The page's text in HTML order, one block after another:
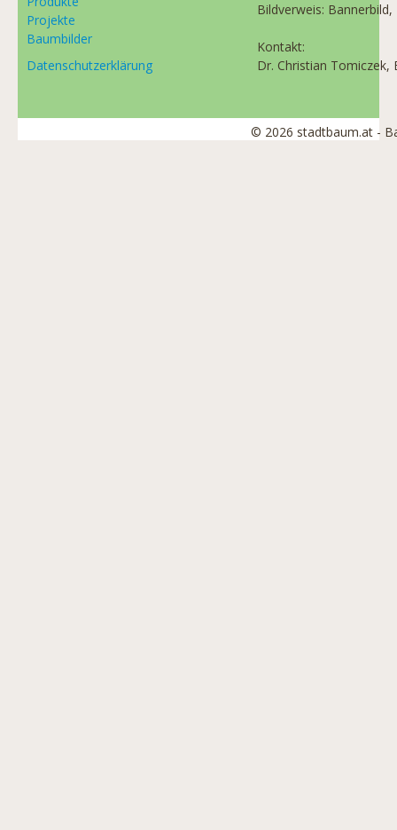
Projekte
Baumbilder
Datenschutzerklärung
Bildverweis: Bannerbild,
Kontakt:
Dr. Christian Tomiczek,
© 2026 stadtbaum.at -